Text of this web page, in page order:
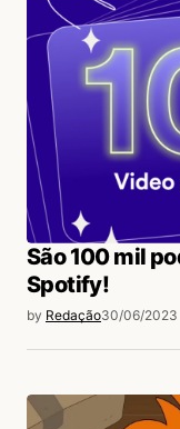
São 100 mil
Spotify!
by Redação30/06/2023